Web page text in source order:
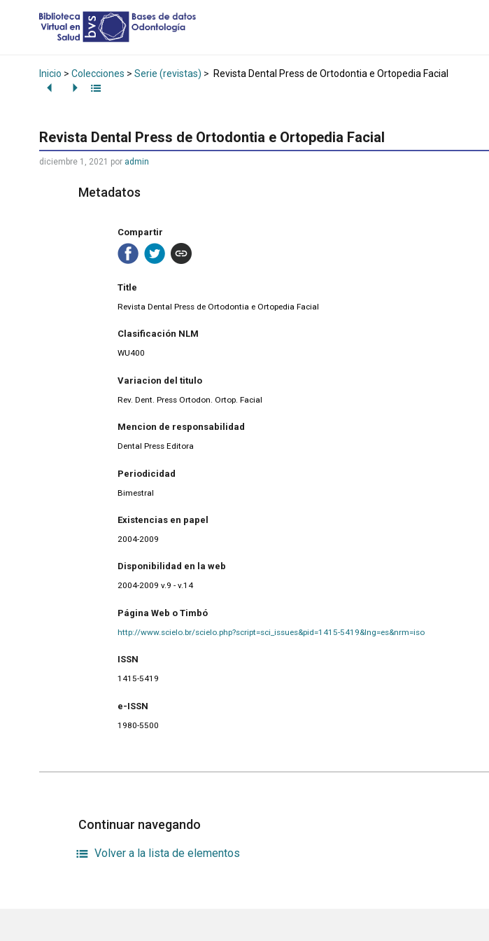
Inicio > Colecciones > Serie (revistas) > Revista Dental Press de Ortodontia e Ortopedia Facial
Revista Dental Press de Ortodontia e Ortopedia Facial
diciembre 1, 2021 por admin
Metadatos
Compartir
Title
Revista Dental Press de Ortodontia e Ortopedia Facial
Clasificación NLM
WU400
Variacion del titulo
Rev. Dent. Press Ortodon. Ortop. Facial
Mencion de responsabilidad
Dental Press Editora
Periodicidad
Bimestral
Existencias en papel
2004-2009
Disponibilidad en la web
2004-2009 v.9 - v.14
Página Web o Timbó
http://www.scielo.br/scielo.php?script=sci_issues&pid=1415-5419&lng=es&nrm=iso
ISSN
1415-5419
e-ISSN
1980-5500
Continuar navegando
Volver a la lista de elementos